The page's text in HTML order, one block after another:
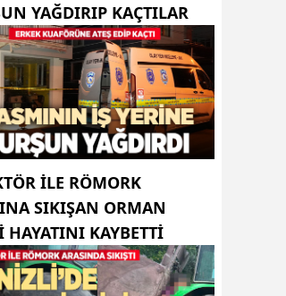
YAĞDIRIP KAÇTILAR
ILE RÖMORK
SIKIŞAN ORMAN
HAYATINI KAYBETTI